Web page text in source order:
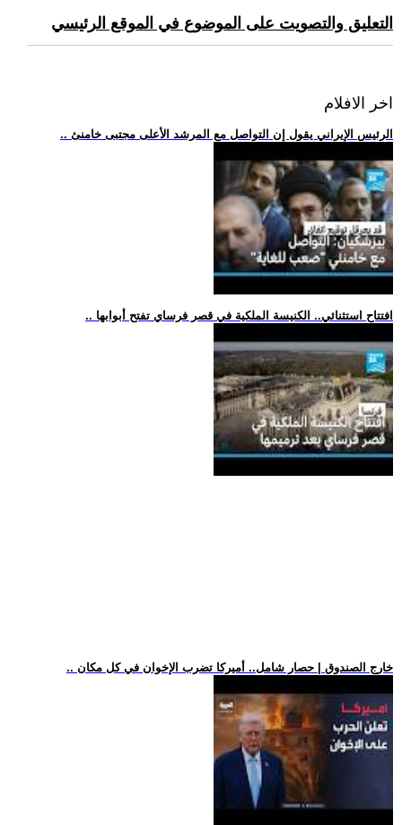
التعليق والتصويت على الموضوع في الموقع الرئيسي
اخر الافلام
.. الرئيس الإيراني يقول إن التواصل مع المرشد الأعلى مجتبى خامنئ
.. افتتاح استثنائي.. الكنيسة الملكية في قصر فرساي تفتح أبوابها
.. خارج الصندوق | حصار شامل.. أميركا تضرب الإخوان في كل مكان